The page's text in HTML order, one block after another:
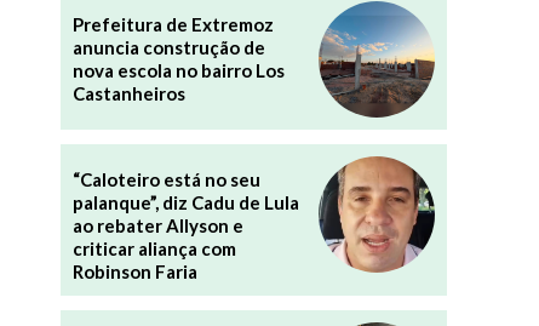
Prefeitura de Extremoz
anuncia construção de
nova escola no bairro Los
Castanheiros
“Caloteiro está no seu
palanque”, diz Cadu de Lula
ao rebater Allyson e
criticar aliança com
Robinson Faria